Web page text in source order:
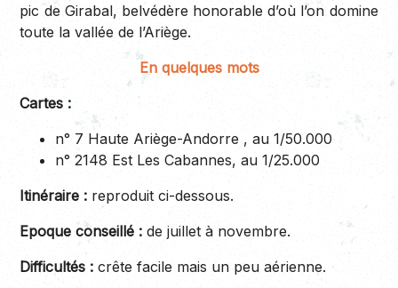
pic de Girabal, belvédère honorable d’où l’on domine
toute la vallée de l’Ariège.
En quelques mots
Cartes :
n° 7 Haute Ariège-Andorre , au 1/50.000
n° 2148 Est Les Cabannes, au 1/25.000
Itinéraire : reproduit ci-dessous.
Epoque conseillé : de juillet à novembre.
Difficultés : crête facile mais un peu aérienne.